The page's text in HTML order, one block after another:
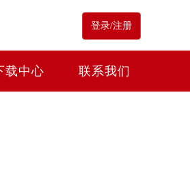
登录/注册
载中心 联系我们